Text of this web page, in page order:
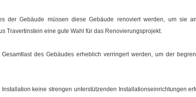
der Gebäude müssen diese Gebäude renoviert werden, um sie
Travertinstein eine gute Wahl für das Renovierungsprojekt.
des Gebäudes erheblich verringert werden, um der
keine strengen unterstützenden Installationseinrichtungen